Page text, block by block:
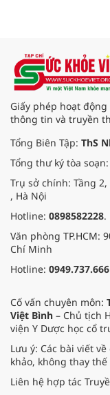
Giấy phép hoạt động
thông tin và truyền
Tổng Biên Tập: ThS
Tổng thư ký tòa soạn:
Trụ sở chính: Tầng
, Hà Nội
Hotline: 0898582228.
Văn phòng TP.HCM:
Chí Minh
Hotline: 0949.737.666
Cố vấn chuyên môn:
Việt Bình – Chủ tịch
viện Y Dược học cổ
Lưu ý: Các bài viết
khảo, không thay
Liên hệ hợp tác